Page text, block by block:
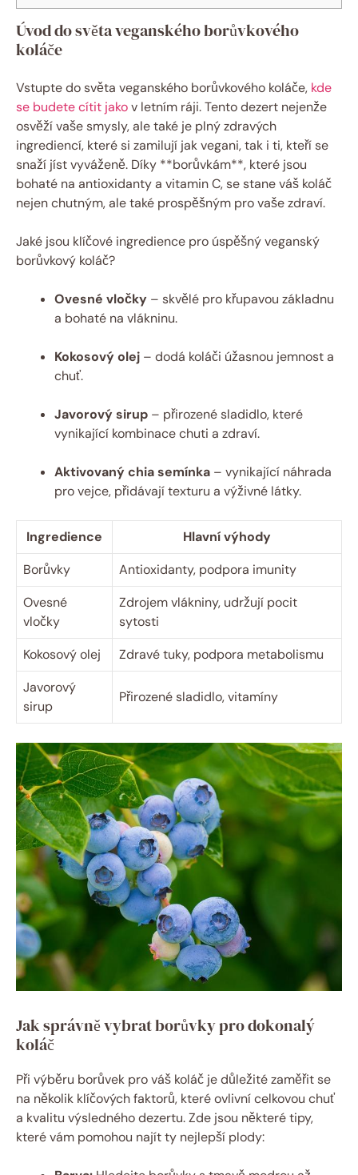
Úvod do světa veganského borůvkového
koláče
Vstupte do světa veganského borůvkového koláče, kde
se budete cítit jakov letním ráji. Tento dezert nejenže
osvěží vaše smysly, ale také je plný zdravých
ingrediencí, které si zamilují jak vegani, tak i ti, kteří se
snaží jíst vyváženě. Díky **borůvkám**, které jsou
bohaté na antioxidanty a vitamin C, se stane váš koláč
nejen chutným, ale také prospěšným pro vaše zdraví.
Jaké jsou klíčové ingredience pro úspěšný veganský
borůvkový koláč?
Ovesné vločky – skvělé pro křupavou základnu
a bohaté na vlákninu.
Kokosový olej – dodá koláči úžasnou jemnost a
chuť.
Javorový sirup – přirozené sladidlo, které
vynikající kombinace chuti a zdraví.
Aktivovaný chia semínka – vynikající náhrada
pro vejce, přidávají texturu a výživné látky.
Ingredience
Hlavní výhody
Borůvky
Antioxidanty, podpora imunity
Ovesné
vločky
Zdrojem vlákniny, udržují pocit
sytosti
Kokosový olej
Zdravé tuky, podpora metabolismu
Javorový
sirup
Přirozené sladidlo, vitamíny
Jak správně vybrat borůvky pro dokonalý
koláč
Při výběru borůvek pro váš koláč je důležité zaměřit se
na několik klíčových faktorů, které ovlivní celkovou chuť
a kvalitu výsledného dezertu. Zde jsou některé tipy,
které vám pomohou najít ty nejlepší plody: